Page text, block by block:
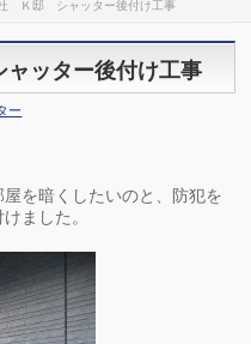
Ｋ邸 シャッター後付け工事
ッター後付け工事
ー
を暗くしたいのと、防犯を
ました。